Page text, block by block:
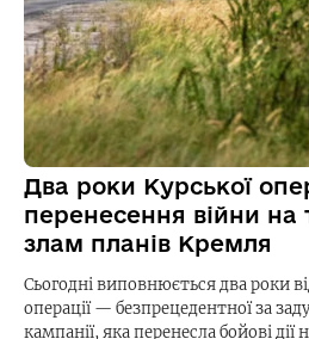
Два роки Курської
перенесення війни на
злам планів Кремля
Сьогодні виповнюється два роки
операції — безпрецедентної за
кампанії, яка перенесла бойові